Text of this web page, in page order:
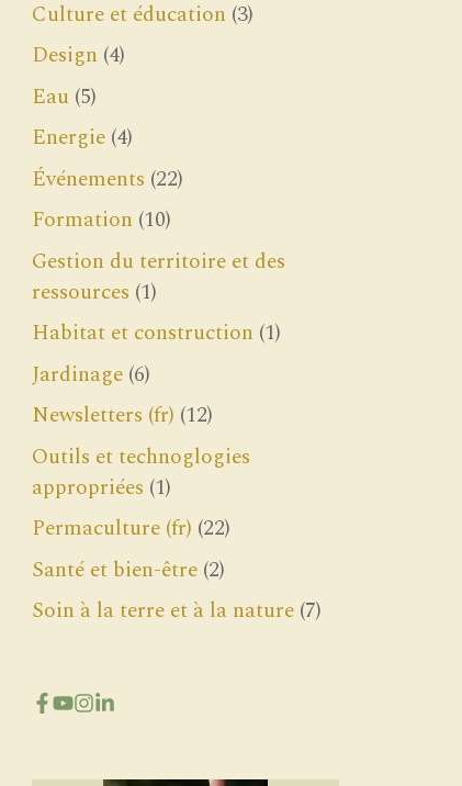
Culture et éducation (3)
Design (4)
Eau (5)
Energie (4)
Événements (22)
Formation (10)
Gestion du territoire et des
ressources (1)
Habitat et construction (1)
Jardinage (6)
Newsletters (fr) (12)
Outils et technoglogies
appropriées (1)
Permaculture (fr) (22)
Santé et bien-être (2)
Soin à la terre et à la nature (7)